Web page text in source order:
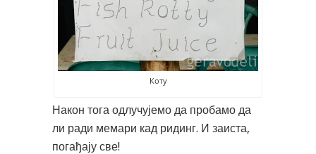
Коту
Након тога одлучујемо да пробамо да
ли ради мемари кад ридинг. И заиста,
погађају све!